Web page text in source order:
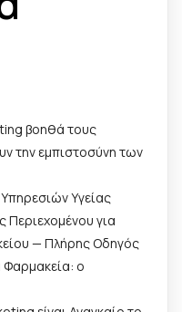
βοηθά τους
την εμπιστοσύνη των
Υγείας
Περιεχομένου για
— Πλήρης Οδηγός
ο